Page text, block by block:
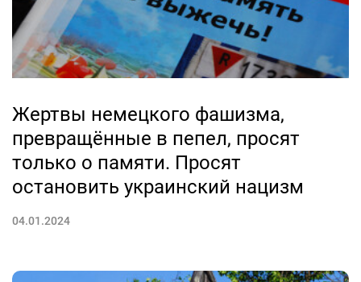
Жертвы немецкого фашизма,
превращённые в пепел, просят
только о памяти. Просят
остановить украинский нацизм
04.01.2024